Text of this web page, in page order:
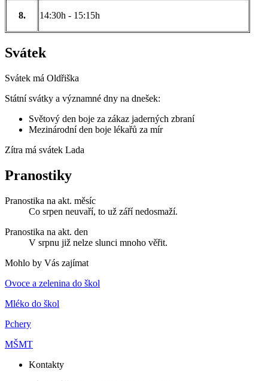
8. 14:30h - 15:15h
Svátek
Svátek má Oldřiška
Státní svátky a významné dny na dnešek:
Světový den boje za zákaz jaderných zbraní
Mezinárodní den boje lékařů za mír
Zítra má svátek Lada
Pranostiky
Pranostika na akt. měsíc
Co srpen neuvaří, to už září nedosmaží.
Pranostika na akt. den
V srpnu již nelze slunci mnoho věřit.
Mohlo by Vás zajímat
Ovoce a zelenina do škol
Mléko do škol
Pchery
MŠMT
Kontakty